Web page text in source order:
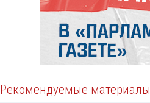
Рекомендуемые материалы